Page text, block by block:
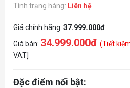
Tình trạng hàng: Liên hệ
Giá chính hãng: 37.999.000đ
Giá bán: 34.999.000đ (Tiết
VAT]
Đặc điểm nổi bật: